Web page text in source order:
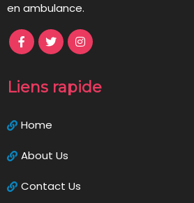
en ambulance.
Liens rapide
Home
About Us
Contact Us